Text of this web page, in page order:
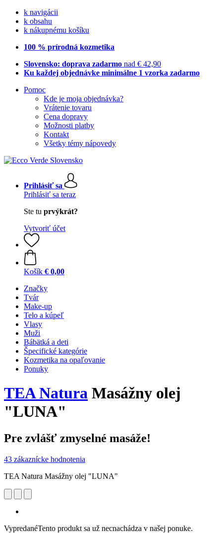
k navigácii
k obsahu
k nákupnému košíku
100 % prírodná kozmetika
Slovensko: doprava zadarmo nad € 42,90
Ku každej objednávke minimálne 1 vzorka zadarmo
Pomoc
Kde je moja objednávka?
Vrátenie tovaru
Cena dopravy
Možnosti platby
Kontakt
Všetky témy nápovedy
Prihlásiť sa
Prihlásiť sa teraz
Ste tu prvýkrát?
Vytvoriť účet
Košík € 0,00
Značky
Tvár
Make-up
Telo a kúpeľ
Vlasy
Muži
Bábätká a deti
Špecifické kategórie
Kozmetika na opaľovanie
Ponuky
TEA Natura Masážny olej
"LUNA"
Pre zvlášť zmyselné masáže!
43 zákaznícke hodnotenia
TEA Natura Masážny olej "LUNA"
VypredanéTento produkt sa už necnachádza v našej ponuke.